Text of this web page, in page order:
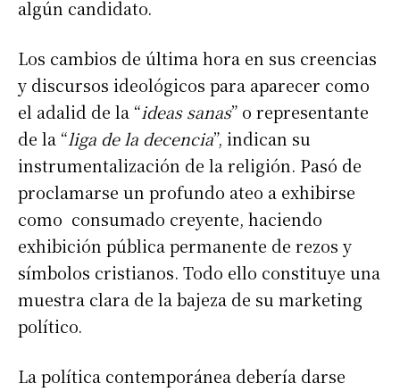
algún candidato.
Los cambios de última hora en sus creencias
y discursos ideológicos para aparecer como
el adalid de la “ideas sanas” o representante
de la “liga de la decencia”, indican su
instrumentalización de la religión. Pasó de
proclamarse un profundo ateo a exhibirse
como consumado creyente, haciendo
exhibición pública permanente de rezos y
símbolos cristianos. Todo ello constituye una
muestra clara de la bajeza de su marketing
político.
La política contemporánea debería darse